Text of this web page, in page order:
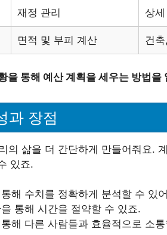
재정 관리 상
면적 및 부피 계산 건
을 통해 예산 계획을 세우는 방법을
과 장점
의 삶을 더 간단하게 만들어줘요.
있죠.
해 수치를 정확하게 분석할 수 있
통해 시간을 절약할 수 있죠.
해 다른 사람들과 효율적으로 소